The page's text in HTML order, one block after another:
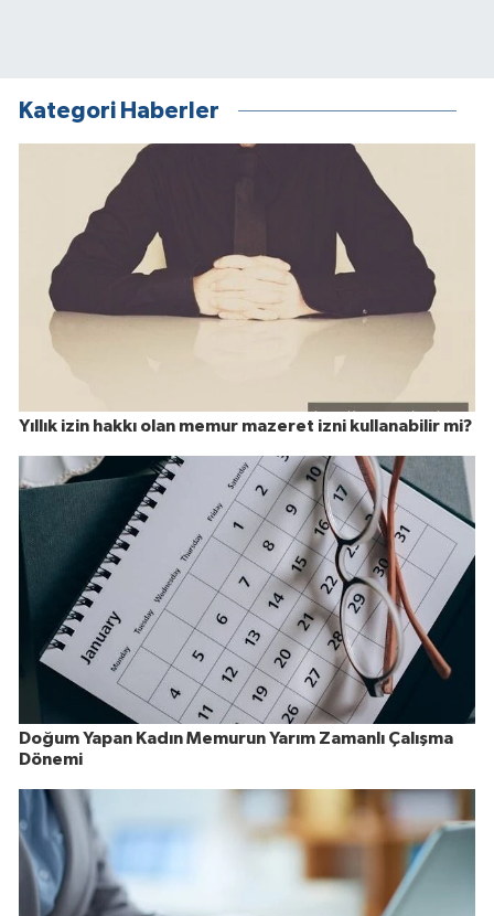
Kategori Haberler
Yıllık izin hakkı olan memur mazeret izni kullanabilir mi?
Doğum Yapan Kadın Memurun Yarım Zamanlı Çalışma
Dönemi